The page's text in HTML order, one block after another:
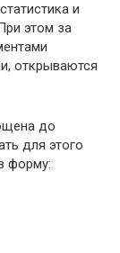
и
этом за
открываются
до
для этого
форму: